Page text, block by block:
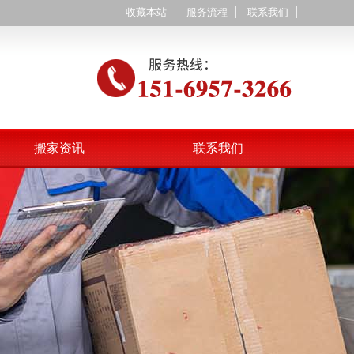
收藏本站 服务流程 联系我们
搬家资讯 联系我们